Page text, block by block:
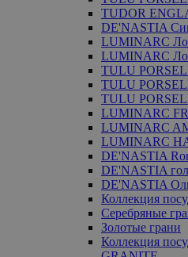
TUDOR
DE'NASTIA
LUMINARC
LUMINARC
TULU
TULU
TULU
LUMINARC
LUMINARC
LUMINARC
DE'NASTIA
DE'NASTIA
DE'NASTIA
Коллекция
Серебряные
Золотые грани
Коллекция